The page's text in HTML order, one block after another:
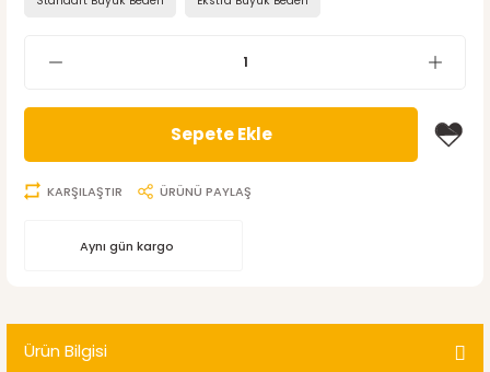
Sepete Ekle
KARŞILAŞTIR ÜRÜNÜ PAYLAŞ
Aynı gün kargo
Ürün Bilgisi